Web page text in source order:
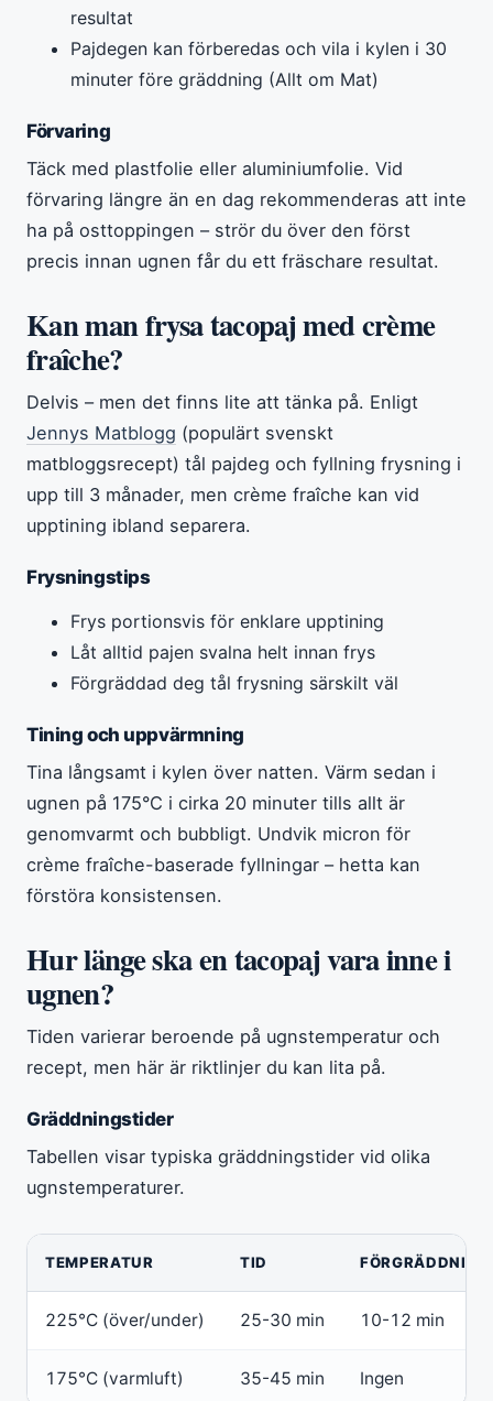
resultat
Pajdegen kan förberedas och vila i kylen i 30
minuter före gräddning (Allt om Mat)
Förvaring
Täck med plastfolie eller aluminiumfolie. Vid
förvaring längre än en dag rekommenderas att inte
ha på osttoppingen – strör du över den först
precis innan ugnen får du ett fräschare resultat.
Kan man frysa tacopaj med crème
fraîche?
Delvis – men det finns lite att tänka på. Enligt
Jennys Matblogg (populärt svenskt
matbloggsrecept) tål pajdeg och fyllning frysning i
upp till 3 månader, men crème fraîche kan vid
upptining ibland separera.
Frysningstips
Frys portionsvis för enklare upptining
Låt alltid pajen svalna helt innan frys
Förgräddad deg tål frysning särskilt väl
Tining och uppvärmning
Tina långsamt i kylen över natten. Värm sedan i
ugnen på 175°C i cirka 20 minuter tills allt är
genomvarmt och bubbligt. Undvik micron för
crème fraîche-baserade fyllningar – hetta kan
förstöra konsistensen.
Hur länge ska en tacopaj vara inne i
ugnen?
Tiden varierar beroende på ugnstemperatur och
recept, men här är riktlinjer du kan lita på.
Gräddningstider
Tabellen visar typiska gräddningstider vid olika
ugnstemperaturer.
TEMPERATUR TID FÖRGRÄDDNING
225°C (över/under) 25-30 min 10-12 min
175°C (varmluft) 35-45 min Ingen